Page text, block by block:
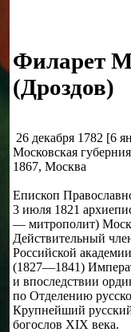
Филарет
(Дроздов)
26 декабря 1782 [6
Московская
1867, Москва
Епископ
3 июля 1821
— митрополит)
Действительный
Российской
(1827—1841)
и впоследствии
по Отделению
Крупнейший
богослов XIX века.